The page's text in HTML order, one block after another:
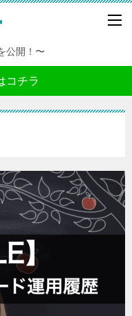
公開！〜
コチラ